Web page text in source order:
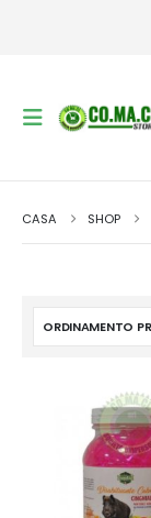
CASA SHOP